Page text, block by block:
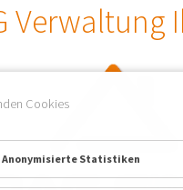
Verwaltung
Cookies
Anonymisierte Statistiken